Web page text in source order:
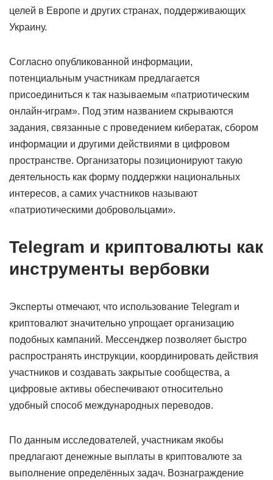
целей в Европе и других странах, поддерживающих
Украину.
Согласно опубликованной информации,
потенциальным участникам предлагается
присоединиться к так называемым «патриотическим
онлайн-играм». Под этим названием скрываются
задания, связанные с проведением кибератак, сбором
информации и другими действиями в цифровом
пространстве. Организаторы позиционируют такую
деятельность как форму поддержки национальных
интересов, а самих участников называют
«патриотическими добровольцами».
Telegram и криптовалюты как
инструменты вербовки
Эксперты отмечают, что использование Telegram и
криптовалют значительно упрощает организацию
подобных кампаний. Мессенджер позволяет быстро
распространять инструкции, координировать действия
участников и создавать закрытые сообщества, а
цифровые активы обеспечивают относительно
удобный способ международных переводов.
По данным исследователей, участникам якобы
предлагают денежные выплаты в криптовалюте за
выполнение определённых задач. Вознаграждение